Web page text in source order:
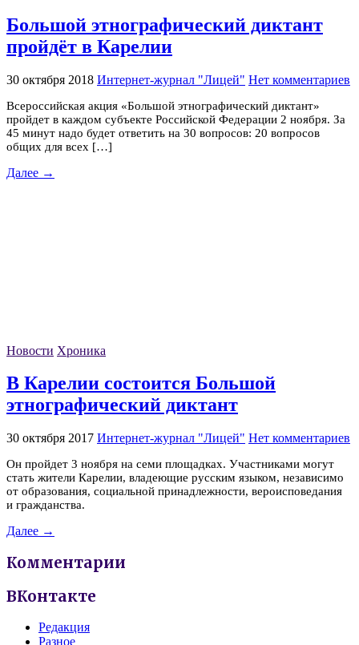
Большой этнографический диктант
пройдёт в Карелии
30 октября 2018 Интернет-журнал "Лицей" Нет комментариев
Всероссийская акция «Большой этнографический диктант»
пройдет в каждом субъекте Российской Федерации 2 ноября. За
45 минут надо будет ответить на 30 вопросов: 20 вопросов
общих для всех […]
Далее →
Новости Хроника
В Карелии состоится Большой
этнографический диктант
30 октября 2017 Интернет-журнал "Лицей" Нет комментариев
Он пройдет 3 ноября на семи площадках. Участниками могут
стать жители Карелии, владеющие русским языком, независимо
от образования, социальной принадлежности, вероисповедания
и гражданства.
Далее →
Комментарии
ВКонтакте
Редакция
Разное